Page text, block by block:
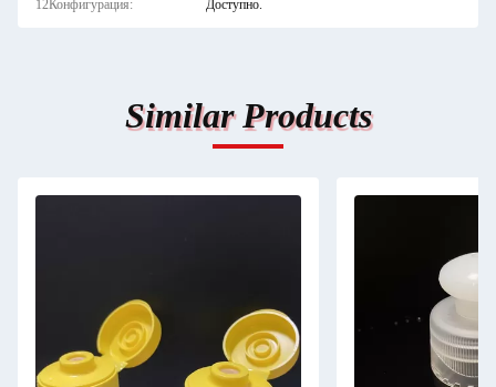
12Конфигурация: Доступно.
Similar Products